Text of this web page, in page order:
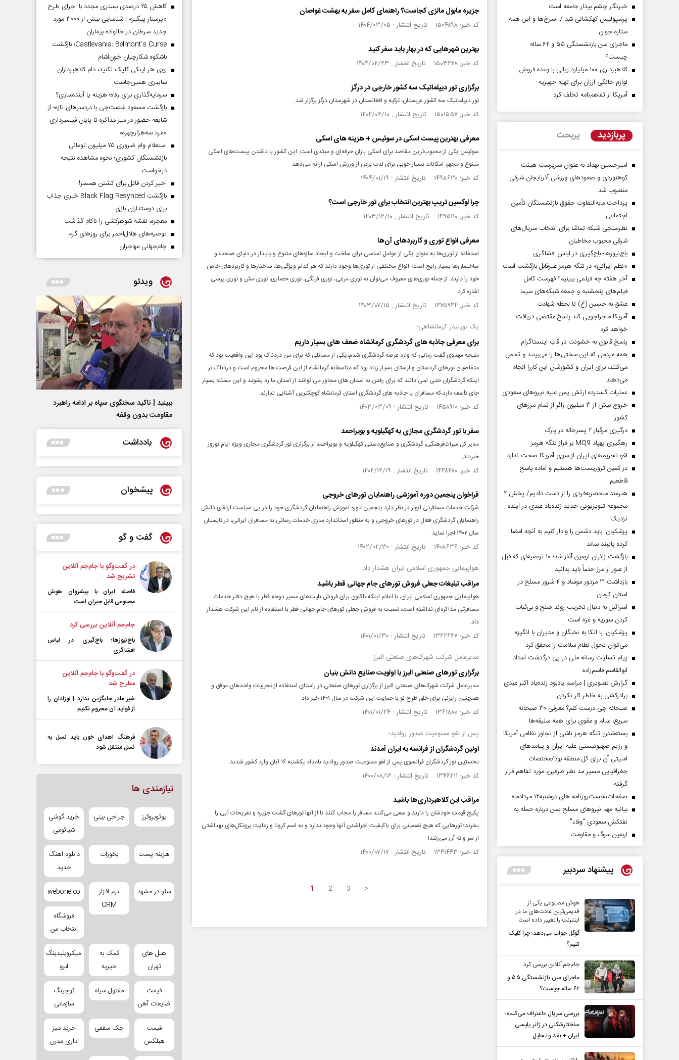
جزیره مابول مالزی کجاست؟ راهنمای کامل سفر به بهشت غواصان
کد خبر: ۱۵۰۴۸۹۸ تاریخ انتشار : ۱۴۰۴/۰۳/۰۵
بهترین شهرهایی که در بهار باید سفر کنید
کد خبر: ۱۵۰۳۲۲۸ تاریخ انتشار : ۱۴۰۴/۰۲/۲۳
برگزاری تور دیپلماتیک سه کشور خارجی در درگز
تور دیپلماتیک سه کشور عربستان، ترکیه و افغانستان در شهرستان درگز برگزار شد.
کد خبر: ۱۵۰۱۵۵۷ تاریخ انتشار : ۱۴۰۴/۰۲/۱۰
معرفی بهترین پیست اسکی در سوئیس + هزینه های اسکی
سوئیس یکی از محبوب‌ترین مقاصد برای اسکی‌ بازان حرفه‌ای و مبتدی است. این کشور با داشتن پیست‌های اسکی
متنوع و مجهز، امکانات بسیار خوبی برای لذت بردن از ورزش اسکی ارائه می‌دهد.
کد خبر: ۱۴۹۸۶۳۰ تاریخ انتشار : ۱۴۰۴/۰۱/۱۹
چرا لوکسین تریپ بهترین انتخاب برای تور خارجی است؟
کد خبر: ۱۴۹۵۱۱۰ تاریخ انتشار : ۱۴۰۳/۱۲/۱۰
معرفی انواع توری و کاربردهای آن‌ها
استفاده از توری‌ها به عنوان یکی از عوامل اساسی برای ساخت و ایجاد سازه‌های متنوع و پایدار در دنیای صنعت و
ساختمان‌ها بسیار رایج است. انواع مختلفی از توری‌ها وجود دارند که هر کدام ویژگی‌ها، ساختارها و کاربردهای خاص
خود را دارند. از جمله توری‌های معروف می‌توان به توری مرغی، توری فرنگی، توری حصاری، توری مش و توری پرسی
اشاره کرد.
کد خبر: ۱۴۷۵۹۴۴ تاریخ انتشار : ۱۴۰۳/۰۷/۱۵
یک تورلیدر کرمانشاهی؛
برای معرفی جاذبه های گردشگری کرمانشاه ضعف های بسیار داریم
ملیحه مهدوی گفت:زمانی که وارد عرصه گردشگری شدم،یکی از مسائلی که برای من دردناک بود این واقعیت بود که
متقاضیان تورهای کردستان و لرستان بسیار زیاد بود که متاسفانه کرمانشاه از این فرصت ها محروم است و دردناک تر
اینکه گردشگران حتی نمی دانند که برای رفتن به استان های مجاور می توانند از استان ما رد بشوند و این مسئله بسیار
جای تأسف دارد،که مسافران با جاذبه های گردشگری استان کرمانشاه کوچکترین آشنایی ندارند.
کد خبر: ۱۴۵۸۹۱۰ تاریخ انتشار : ۱۴۰۳/۰۳/۰۹
سفر با تور گردشگری مجازی به کهگیلویه و بویراحمد
مدیر کل میراث‌فرهنگی، گردشگری و صنایع‌دستی کهگیلویه و بویراحمد از برگزاری تور گردشگری مجازی ویژه ایام نوروز
خبرداد.
کد خبر: ۱۴۴۸۴۸۰ تاریخ انتشار : ۱۴۰۲/۱۲/۱۹
فراخوان پنجمین دوره آموزشی راهنمایان تورهای خروجی
شرکت خدمات مسافرتی ایوار در نظر دارد پنجمین دوره آموزش راهنمایان گردشگری خود را در پی سیاست ارتقای دانش
راهنمایان گردشگری فعال در تورهای خروجی و به منظور استاندارد سازی خدمات رسانی به مسافران ایرانی، در تابستان
سال ۱۴۰۲ اجرا نماید.
کد خبر: ۱۴۰۸۶۳۶ تاریخ انتشار : ۱۴۰۲/۰۲/۳۰
هواپیمایی جمهوری اسلامی ایران هشدار داد
مراقب تبلیغات جعلی فروش تورهای جام جهانی قطر باشید
هواپیمایی جمهوری اسلامی ایران، با اعلام اینکه تاکنون برای فروش بلیت‌های مسیر دوحه قطر با هیچ دفتر خدمات
مسافرتی مذاکره‌ای نداشته است، نسبت به فروش جعلی تورهای جام جهانی قطر با استفاده از نام این شرکت هشدار
داد.
کد خبر: ۱۳۶۲۶۶۷ تاریخ انتشار : ۱۴۰۱/۰۱/۳۰
مدیرعامل شرکت شهرک‌های صنعتی البرز
برگزاری تور‌های صنعتی البرز با اولویت صنایع دانش بنیان
مدیرعامل شرکت شهرک‌های صنعتی البرز از برگزاری تور‌های صنعتی در راستای استفاده از تجربیات واحد‌های موفق و
همچنین رایزنی برای خلق طرح نو با حمایت این شرکت در سال ۱۴۰۱ خبر داد.
کد خبر: ۱۳۶۱۸۸۰ تاریخ انتشار : ۱۴۰۱/۰۱/۲۴
پس از لغو ممنوعیت صدور روادید؛
اولین گردشگران از فرانسه به ایران آمدند
نخستین تور گردشگران فرانسوی پس از لغو ممنوعیت صدور روادید بامداد یکشنبه ۱۶ آبان‌ وارد کشور شدند.
کد خبر: ۱۳۴۶۲۱۱ تاریخ انتشار : ۱۴۰۰/۰۸/۱۶
مراقب این کلاهبرداری‌ها باشید
پکیج قیمت خودشان را دارند و سعی می‌کنند مسافر را مجاب کنند تا از آنها تورهای گشت جزیره و تفریحات آبی را
بخرند؛ تورهایی که هیچ تضمینی برای باکیفیت اجراشدن آنها وجود ندارد و به اسم کرونا و رعایت پروتکل‌های بهداشتی
از سر و ته آن می‌زنند!
کد خبر: ۱۳۴۱۴۴۳ تاریخ انتشار : ۱۴۰۰/۰۷/۱۷
1 2 3 >
خبرنگار چشم بیدار جامعه است
پرسپولیس کهکشانی شد / سرخ‌ها و این همه
ستاره جوان
ماجرای سن بازنشستگی ۵۵ و ۶۲ ساله
چیست؟
کلاهبرداری ۱۰۰ میلیارد ریالی با وعده فروش
لوازم خانگی ارزان برای تهیه جهیزیه
آمریکا از تفاهم‌نامه تخلف کرد
پربازدید پربحث
امیرحسین بهداد به عنوان سرپرست هیئت
کوهنوردی و صعودهای ورزشی آذربایجان شرقی
منصوب شد
پرداخت مابه‌التفاوت حقوق بازنشستگان تأمین
اجتماعی
نظرسنجی شبکه تماشا برای انتخاب سریال‌های
شرقی محبوب مخاطبان
باج‌نیوزها؛ باج‌گیری در لباس افشاگری
«نظم ایرانی» در تنگه هرمز غیرقابل بازگشت است
آخر هفته چه فیلمی ببینیم؟ فهرست کامل
فیلم‌های پنجشنبه و جمعه شبکه‌های سیما
عشق به حسین (ع) تا لحظه شهادت
آمریکا ماجراجویی کند پاسخ مقتضی دریافت
خواهد کرد
پاسخ قانون به خشونت در قاب اینستاگرام
همه مردمی که این سختی‌ها را می‌بینند و تحمل
می‌کنند، برای ایران و کشورشان این کاررا انجام
می‌دهند
عملیات گسترده ارتش یمن علیه نیروهای سعودی
خروج بیش از ۳ میلیون زائر از تمام مرز‌های
کشور
درگیری مرگبار ۲ پسرخاله در پارک
رهگیری پهپاد MQ9 بر فراز تنگه هرمز
لغو تحریم‌های ایران از سوی آمریکا صحت ندارد
در کمین تروریست‌ها هستیم و آماده پاسخ
قاطعیم
هنرمند منحصر‌به‌فردی را از دست دادیم/ پخش ۲
مجموعه تلویزیونی جدید زنده‌یاد عبدی در آینده
نزدیک
پزشکیان: باید دشمن را وادار کنیم به آنچه امضا
کرده پایبند بماند
بازگشت زائران اربعین آغاز شد؛ ۱۰ توصیه‌ای که قبل
از عبور از مرز حتماً باید بدانید
بازداشت ۲۱ مزدور موساد و ۴ شرور مسلح در
استان کرمان
اسرائیل به دنبال تخریب روند صلح و بی‌ثبات
کردن سوریه و غزه است
پزشکیان: با اتکا به نخبگان و مدیران با انگیزه
می‌توان تحول نظام سلامت را محقق کرد
پیام تسلیت رسانه ملی در پی درگذشت استاد
ابوالقاسم قاسم‌زاده
گزارش تصویری | مراسم یادبود زنده‌یاد اکبر عبدی
برادرکشی به خاطر کار نکردن
صبحانه چی درست کنم؟ معرفی ۳۰ صبحانه
سریع، سالم و مقوی برای همه سلیقه‌ها
بسته‌شدن تنگه هرمز ناشی از تجاوز نظامی آمریکا
و رژیم صهیونیستی علیه ایران و پیامد‌های
امنیتی آن برای کل منطقه بود/مختصات
جغرافیایی مسیر مد نظر طرفین، مورد تفاهم قرار
گرفته
صفحات‌نخست‌روزنامه ها‌ی دوشنبه‌۱۲ مردادماه
بیانیه مهم نیروهای مسلح یمن درباره حمله به
نفتکش سعودی "وفاء"
اربعین سوگ و مقاومت
پیشنهاد سردبیر
هوش مصنوعی یکی از
قدیمی‌ترین عادت‌های ما در
اینترنت را تغییر داده است
گوگل جواب می‌دهد؛ چرا کلیک
کنیم؟
جام‌جم آنلاین بررسی کرد
ماجرای سن بازنشستگی ۵۵ و
۶۲ ساله چیست؟
بررسی سریال «اعتراف می‌کنم»؛
ساختارشکنی در ژانر پلیسی
ایران + نقد و تحلیل
کاهش ۲۵ درصدی بستری مجدد با اجرای طرح
«پرستار پیگیر» | شناسایی بیش از ۳۰۰۰ مورد
جدید سرطان در خانواده بیماران
Castlevania: Belmont’s Curse؛ بازگشت
باشکوه شکارچیان خون‌آشام
روی هر لینکی کلیک نکنید، دام کلاهبرداران
سایبری همین‌جاست
سرمایه‌گذاری برای رفاه؛ هزینه یا آینده‌سازی؟
بازگشت مسعود شصت‌چی با دردسر‌های تازه؛ از
شایعه حضور در میز مذاکره تا پایان فیلمبرداری
«مرد سه‌هزارچهره»
استعلام وام ضروری ۷۵ میلیون تومانی
بازنشستگان کشوری؛ نحوه مشاهده نتیجه
درخواست
اجیر کردن قاتل برای کشتن همسر!
بازگشت Black Flag Resynced خبری جذاب
برای دوستداران بازی
معجزه، نقشه شوهرکشی را ناکام گذاشت
توصیه‌های هلال‌احمر برای روز‌های گرم
جام‌جهانی مهاجران
ویدئو
ببینید | تاکید سخنگوی سپاه بر ادامه راهبرد
مقاومت بدون وقفه
یادداشت
پیشخوان
گفت و گو
در گفت‌و‌گو با جام‌جم آنلاین
تشریح شد
فاصله ایران با پیشرو‌ان هوش
مصنوعی قابل جبران است
جام‌جم آنلاین بررسی کرد
باج‌نیوزها؛ باج‌گیری در لباس
افشاگری
در گفت‌و‌گو با جام‌جم آنلاین
مطرح شد
شیر مادر جایگزین ندارد | نوزادان را
از فواید آن محروم نکنیم
فرهنگ اهدای خون باید نسل به
نسل منتقل شود
نیازمندی ها
یوتوبروکرز جراحی بینی
خرید گوشی
شیائومی
هزینه پست بخورات
دانلود آهنگ
جدید
سئو در مشهد
نرم افزار
CRM
webone.co
فروشگاه
انتخاب من
هتل های
تهران
کمک به
خیریه
میکروبلیدینگ
ابرو
قیمت
ضایعات آهن
مفتول سیاه
کوچینگ
سازمانی
قیمت
هبلکس
جک سقفی
خرید میز
اداری مدرن